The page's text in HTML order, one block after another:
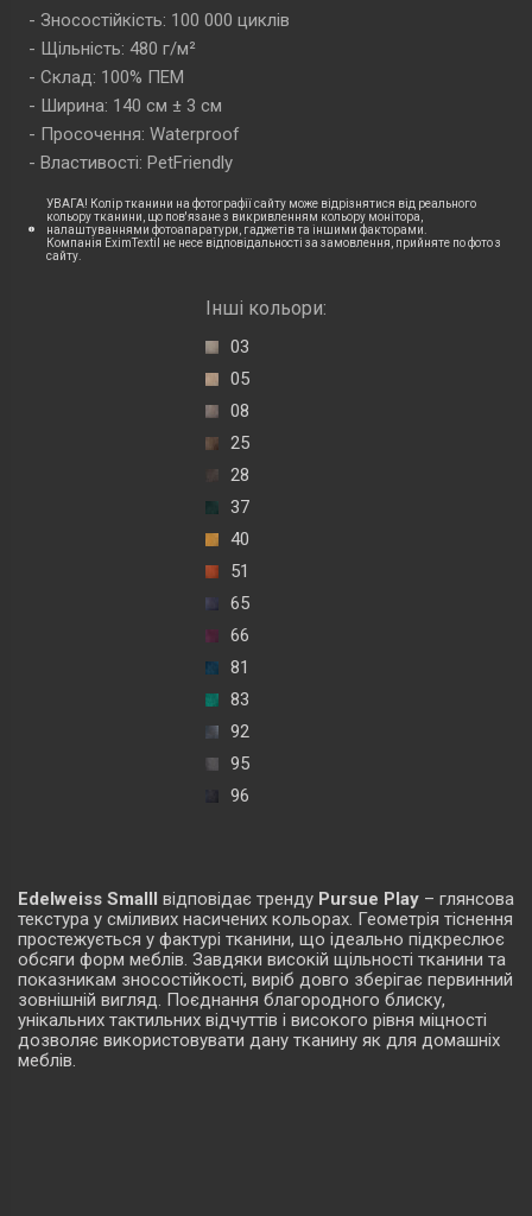
Зносостійкість: 100 000 циклів
Щільність: 480 г/м²
Склад: 100% ПЕМ
Ширина: 140 см ± 3 см
Просочення: Waterproof
Властивості: PetFriendly
УВАГА! Колір тканини на фотографії сайту може відрізнятися від реального
кольору тканини, що пов'язане з викривленням кольору монітора,
налаштуваннями фотоапаратури, гаджетів та іншими факторами.
Компанія EximTextil не несе відповідальності за замовлення, прийняте по фото з
сайту.
Інші кольори:
03
05
08
25
28
37
40
51
65
66
81
83
92
95
96
Edelweiss Smalll відповідає тренду Pursue Play – глянсова
текстура у сміливих насичених кольорах. Геометрія тіснення
простежується у фактурі тканини, що ідеально підкреслює
обсяги форм меблів. Завдяки високій щільності тканини та
показникам зносостійкості, виріб довго зберігає первинний
зовнішній вигляд. Поєднання благородного блиску,
унікальних тактильних відчуттів і високого рівня міцності
дозволяє використовувати дану тканину як для домашніх
меблів.